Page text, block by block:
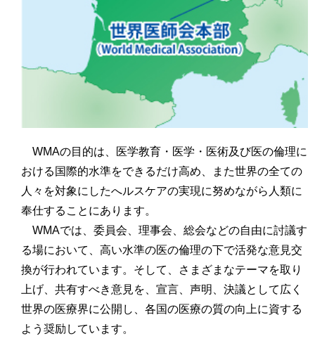
WMAの目的は、医学教育・医学・医術及び医の倫理に
おける国際的水準をできるだけ高め、また世界の全ての
人々を対象にしたへルスケアの実現に努めながら人類に
奉仕することにあります。
WMAでは、委員会、理事会、総会などの自由に討議す
る場において、高い水準の医の倫理の下で活発な意見交
換が行われています。そして、さまざまなテーマを取り
上げ、共有すべき意見を、宣言、声明、決議として広く
世界の医療界に公開し、各国の医療の質の向上に資する
よう奨励しています。